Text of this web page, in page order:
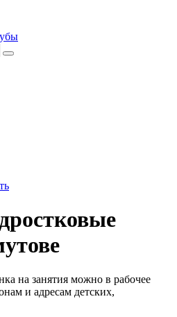
на занятия можно в рабочее
и адресам детских,